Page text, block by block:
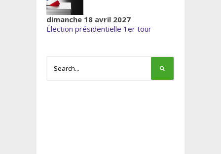
dimanche 18 avril 2027
Élection présidentielle 1er tour